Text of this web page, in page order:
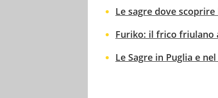
Le sagre dove
Furiko: il frico friulano
Le Sagre in Puglia e